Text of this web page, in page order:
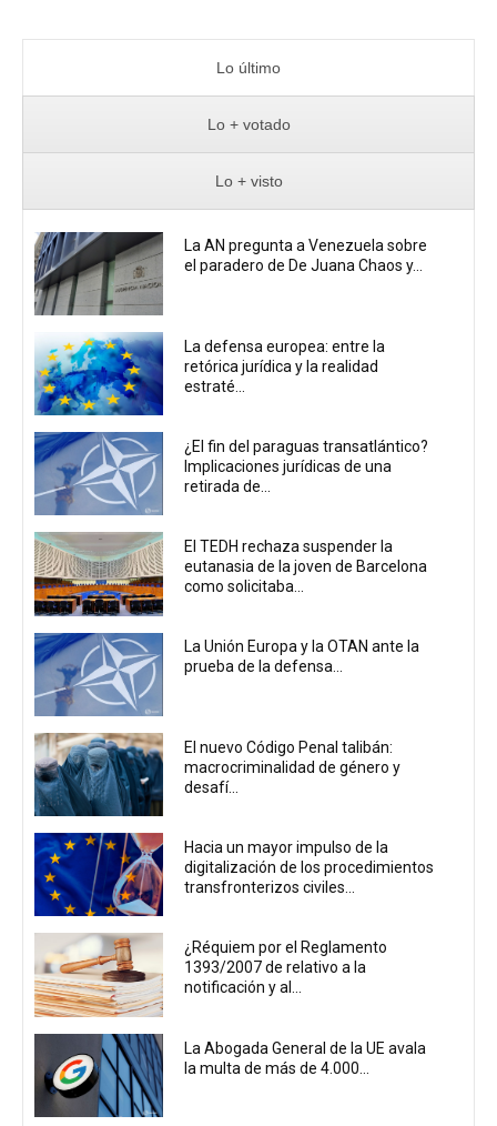
Lo último
Lo + votado
Lo + visto
La AN pregunta a Venezuela sobre
el paradero de De Juana Chaos y...
La defensa europea: entre la
retórica jurídica y la realidad
estraté...
¿El fin del paraguas transatlántico?
Implicaciones jurídicas de una
retirada de...
El TEDH rechaza suspender la
eutanasia de la joven de Barcelona
como solicitaba...
La Unión Europa y la OTAN ante la
prueba de la defensa...
El nuevo Código Penal talibán:
macrocriminalidad de género y
desafí...
Hacia un mayor impulso de la
digitalización de los procedimientos
transfronterizos civiles...
¿Réquiem por el Reglamento
1393/2007 de relativo a la
notificación y al...
La Abogada General de la UE avala
la multa de más de 4.000...